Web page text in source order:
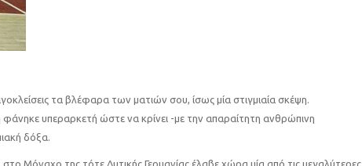
τα βλέφαρα των ματιών σου, ίσως μία στιγμιαία σκέψη.
υπεραρκετή ώστε να κρίνει -με την απαραίτητη ανθρώπινη
δόξα.
Μόναχο της τότε Δυτικής Γερμανίας έλαβε χώρα μία από τις μεγαλύτερες